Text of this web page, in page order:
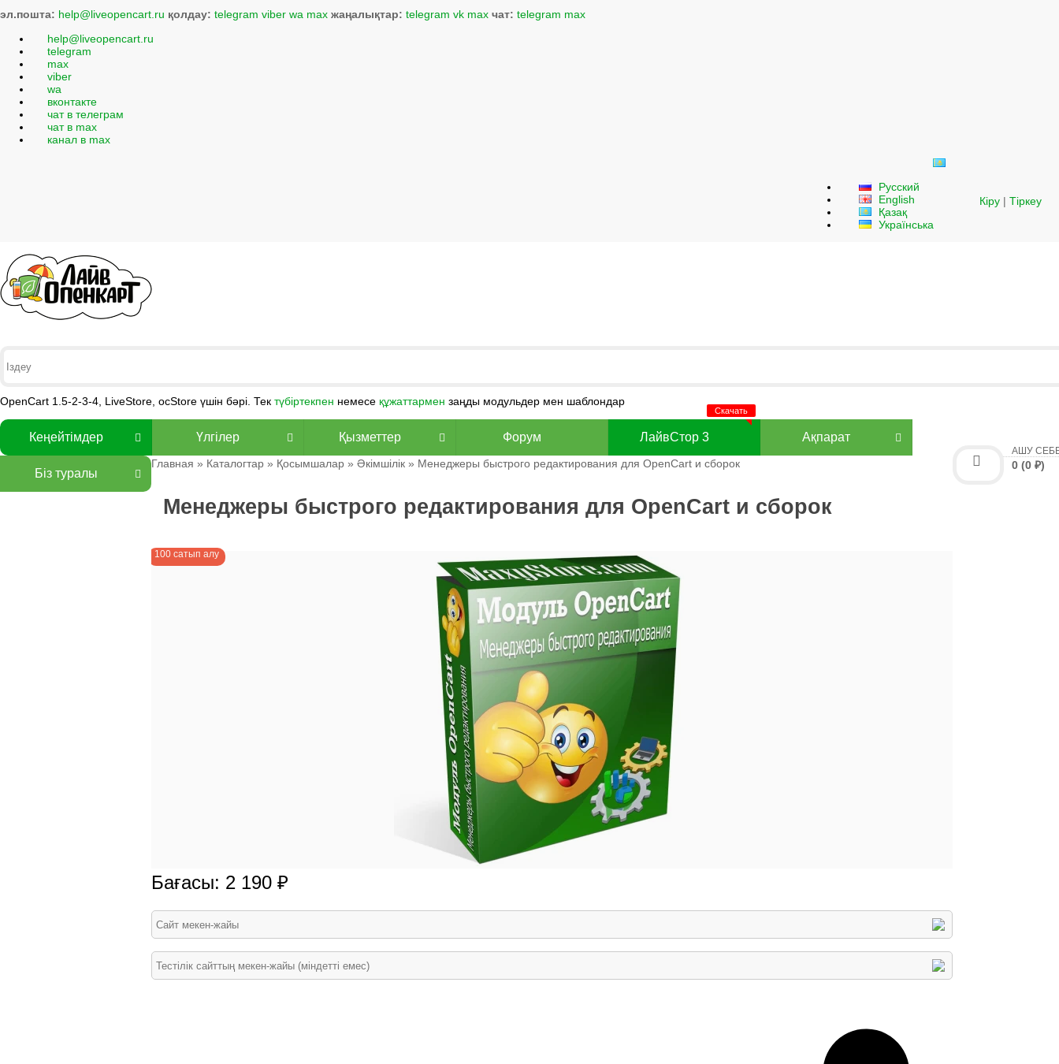
эл.пошта: help@liveopencart.ru қолдау: telegram viber wa max жаңалықтар: telegram vk max чат: telegram max
help@liveopencart.ru
telegram
max
viber
wa
вконтакте
чат в телеграм
чат в max
канал в max
Русский
English
Қазақ
Українська
Кіру | Тіркеу
OpenCart 1.5-2-3-4, LiveStore, ocStore үшін бәрі. Тек түбіртекпен немесе құжаттармен заңды модульдер мен шаблондар
АШУ
0 (0 ₽)
Кеңейтімдер Үлгілер Қызметтер Форум ЛайвСтор 3 Ақпарат
Біз туралы
Главная » Каталогтар» Қосымшалар» Әкімшілік» Менеджеры быстрого редактирования для OpenCart и сборок
Менеджеры быстрого редактирования для OpenCart и сборок
100 сатып алу
Бағасы: 2 190 ₽